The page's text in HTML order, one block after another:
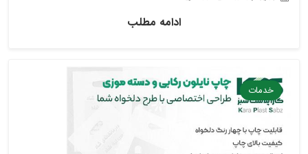
ادامه مطلب
خدمات